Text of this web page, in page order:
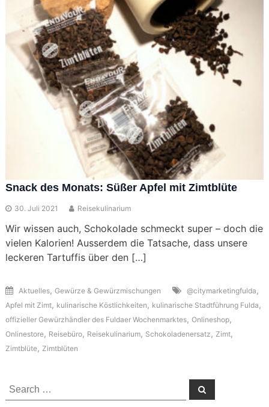
Snack des Monats: Süßer Apfel mit Zimtblüte
30. Juli 2021 Reisekulinarium
Wir wissen auch, Schokolade schmeckt super – doch die
vielen Kalorien! Ausserdem die Tatsache, dass unsere
leckeren Tartuffis über den […]
Aktuelles, Gewürze & Gewürzmischungen @citymarketingfulda ,
Apfel mit Zimt, kulinarische Köstlichkeiten , kulinarische Stadtführung Fulda ,
offizieller Gewürzhändler des Fuldaer Wochenmarktes, Onlineshop,
Onlinestore, Reisebüro, Reisekulinarium, Schokoladenersatz , Zimt,
Zimtblüte, Zimtblüten
Search
for:
Search